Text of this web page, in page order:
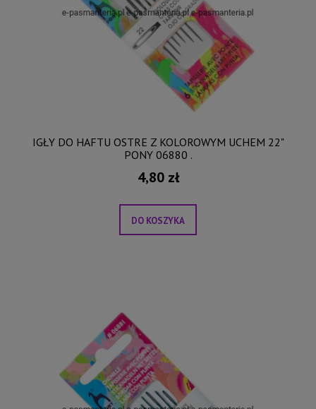
IGŁY DO HAFTU OSTRE Z KOLOROWYM UCHEM 22"
PONY 06880 .
4,80 zł
DO KOSZYKA